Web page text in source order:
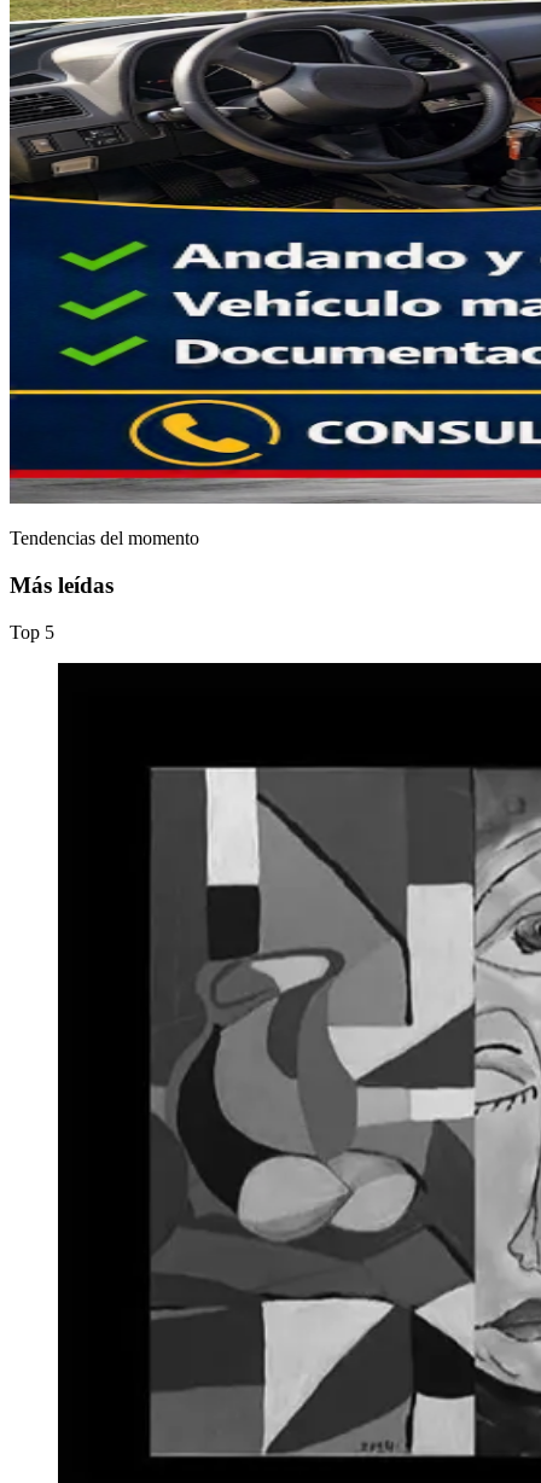
Tendencias del momento
Más leídas
Top 5